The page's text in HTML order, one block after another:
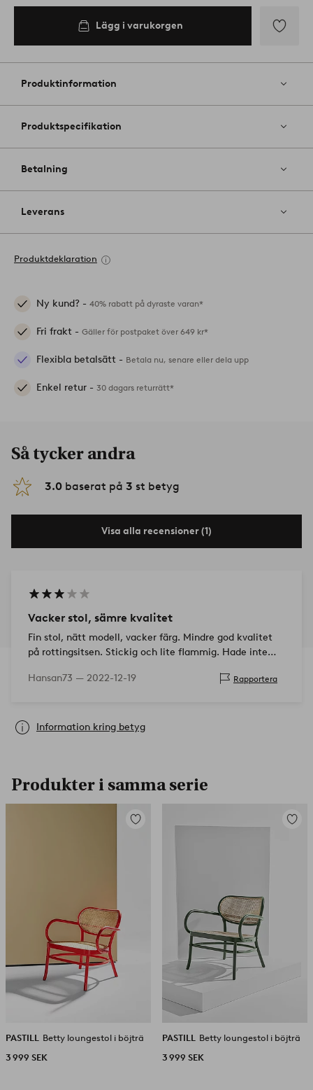
Lägg i varukorgen
till
favoriter
Produktinformation
Produktspecifikation
Betalning
Leverans
Produktdeklaration
Ny kund? - 40% rabatt på dyraste varan*
Fri frakt - Gäller för postpaket över 649 kr*
Flexibla betalsätt - Betala nu, senare eller dela upp
Enkel retur - 30 dagars returrätt*
Så tycker andra
3.0 baserat på 3 st betyg
Visa alla recensioner (1)
Vacker stol, sämre kvalitet
Fin stol, nätt modell, vacker färg. Mindre god kvalitet
på rottingsitsen. Stickig och lite flammig. Hade inte
Hansan73 — 2022-12-19 Rapportera
Information kring betyg
Produkter i samma serie
Lägg
PASTILL Betty loungestol i böjträ
3 999 SEK
Lägg
PASTILL Betty loungestol i böjträ
3 999 SEK